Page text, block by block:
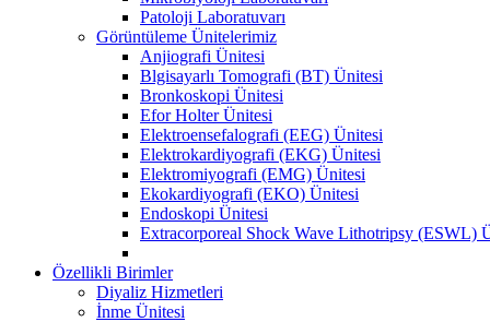
Patoloji Laboratuvarı
Görüntüleme Ünitelerimiz
Anjiografi Ünitesi
Blgisayarlı Tomografi (BT) Ünitesi
Bronkoskopi Ünitesi
Efor Holter Ünitesi
Elektroensefalografi (EEG) Ünitesi
Elektrokardiyografi (EKG) Ünitesi
Elektromiyografi (EMG) Ünitesi
Ekokardiyografi (EKO) Ünitesi
Endoskopi Ünitesi
Extracorporeal Shock Wave Lithotripsy (ESWL)
Özellikli Birimler
Diyaliz Hizmetleri
İnme Ünitesi